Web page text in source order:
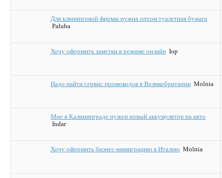
Для клининговой фирмы нужна оптом туалетная бумага
Paluba
Хочу оформить заметки в режиме онлайн Iop
Надо найти сервис промокодов в Великобритании Molnia
Мне в Калининграде нужен новый аккумулятор на авто
Indar
Хочу оформить бизнес-иммиграцию в Италию Molnia